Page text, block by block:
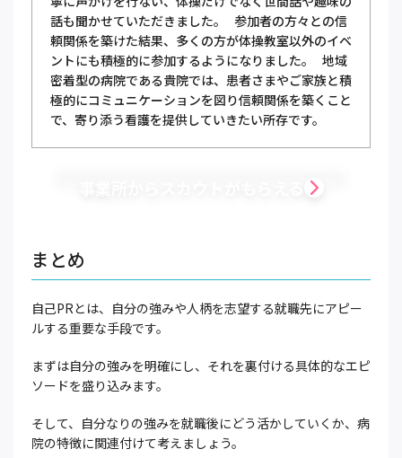
話も聞かせていただきました。 参加者の方々との信
頼関係を築けた結果、多くの方が体操教室以外のイベ
ントにも積極的に参加するようになりました。 地域
密着型の病院である貴院では、患者さまやご家族と積
極的にコミュニケーションを図り信頼関係を築くこと
で、寄り添う看護を提供していきたい所存です。
まとめ
自己PRとは、自分の強みや人柄を志望する就職先にアピー
ルする重要な手段です。
まずは自分の強みを明確にし、それを裏付ける具体的なエピ
ソードを盛り込みます。
そして、自分なりの強みを就職後にどう活かしていくか、病
院の特徴に関連付けて考えましょう。